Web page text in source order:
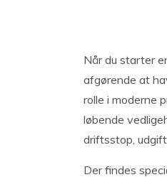
Når du starter
afgørende at
rolle i moderne
løbende
driftsstop,
Der findes